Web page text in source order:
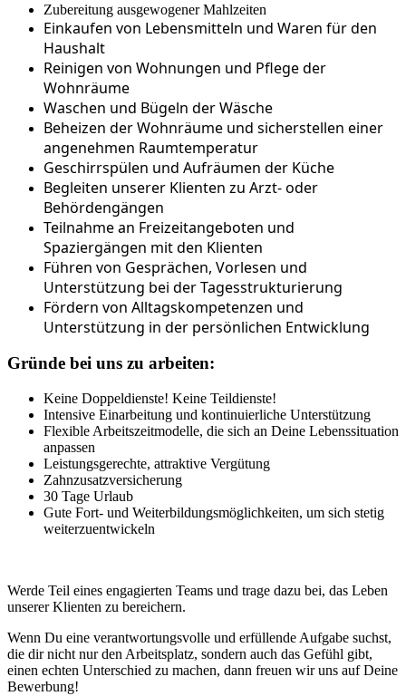
Zubereitung ausgewogener Mahlzeiten
Einkaufen von Lebensmitteln und Waren für den
Haushalt
Reinigen von Wohnungen und Pflege der
Wohnräume
Waschen und Bügeln der Wäsche
Beheizen der Wohnräume und sicherstellen einer
angenehmen Raumtemperatur
Geschirrspülen und Aufräumen der Küche
Begleiten unserer Klienten zu Arzt- oder
Behördengängen
Teilnahme an Freizeitangeboten und
Spaziergängen mit den Klienten
Führen von Gesprächen, Vorlesen und
Unterstützung bei der Tagesstrukturierung
Fördern von Alltagskompetenzen und
Unterstützung in der persönlichen Entwicklung
Gründe bei uns zu arbeiten:
Keine Doppeldienste! Keine Teildienste!
Intensive Einarbeitung und kontinuierliche Unterstützung
Flexible Arbeitszeitmodelle, die sich an Deine Lebenssituation
anpassen
Leistungsgerechte, attraktive Vergütung
Zahnzusatzversicherung
30 Tage Urlaub
Gute Fort- und Weiterbildungsmöglichkeiten, um sich stetig
weiterzuentwickeln
Werde Teil eines engagierten Teams und trage dazu bei, das Leben
unserer Klienten zu bereichern.
Wenn Du eine verantwortungsvolle und erfüllende Aufgabe suchst,
die dir nicht nur den Arbeitsplatz, sondern auch das Gefühl gibt,
einen echten Unterschied zu machen, dann freuen wir uns auf Deine
Bewerbung!